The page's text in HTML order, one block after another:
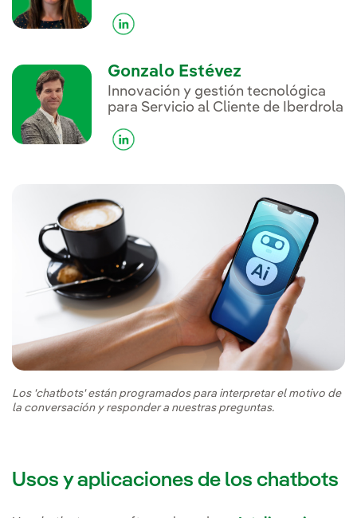
Gonzalo Estévez
Innovación y gestión tecnológica
para Servicio al Cliente de Iberdrola
Los 'chatbots' están programados para interpretar el motivo de
la conversación y responder a nuestras preguntas.
Usos y aplicaciones de los chatbots